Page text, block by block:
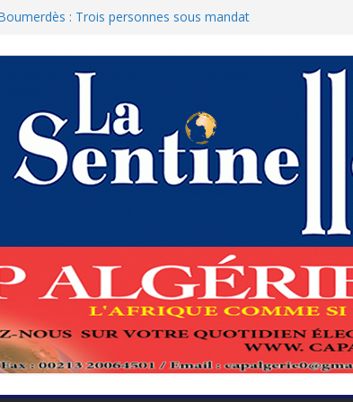
: Trois personnes sous mandat
de l’Armée procèdent à la réception
enlevé au Niger
d’une Algérie souveraine et
rempart de la stabilité
souligne une « convergence de vue
du 2 juillet : FFS et Ennahda font leur